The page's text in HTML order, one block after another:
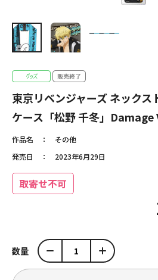
東京リベンジャーズ ネックス
ケース「松野 千冬」Damage
作品名
その他
発売日
2023年6月29日
取寄せ不可
数量